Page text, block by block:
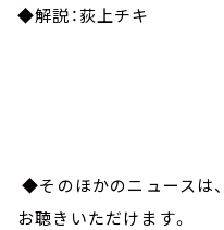
◆解説：荻上チキ
◆そのほかのニュースは
お聴きいただけます。